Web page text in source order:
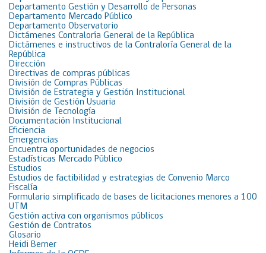
Departamento Gestión y Desarrollo de Personas
Departamento Mercado Público
Departamento Observatorio
Dictámenes Contraloría General de la República
Dictámenes e instructivos de la Contraloría General de la
República
Dirección
Directivas de compras públicas
División de Compras Públicas
División de Estrategia y Gestión Institucional
División de Gestión Usuaria
División de Tecnología
Documentación Institucional
Eficiencia
Emergencias
Encuentra oportunidades de negocios
Estadísticas Mercado Público
Estudios
Estudios de factibilidad y estrategias de Convenio Marco
Fiscalía
Formulario simplificado de bases de licitaciones menores a 100
UTM
Gestión activa con organismos públicos
Gestión de Contratos
Glosario
Heidi Berner